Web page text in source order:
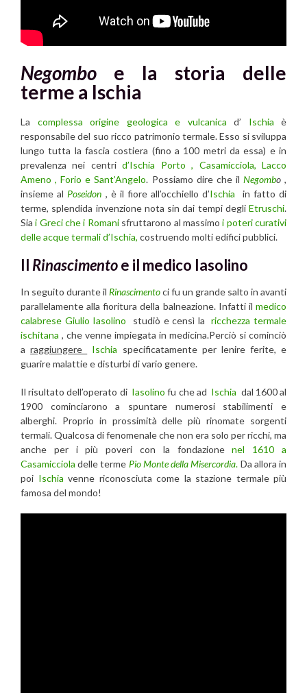
Negombo e la storia delle
terme a Ischia
La complessa origine geologica e vulcanica d’ Ischia è
responsabile del suo ricco patrimonio termale. Esso si sviluppa
lungo tutta la fascia costiera (fino a 100 metri da essa) e in
prevalenza nei centrid’Ischia Porto , Casamicciola, Lacco
Ameno , Forio e Sant’Angelo. Possiamo dire che il Negombo,
insieme al Poseidon , è il fiore all’occhiello d’Ischia
in fatto di
terme, splendida invenzione nota sin dai tempi degli Etruschi.
Siai Greci che i Romanisfruttarono al massimoi poteri curativi
delle acque termali d’Ischia, costruendo molti edifici pubblici.
Il Rinascimentoe il medico Iasolino
In seguito durante il Rinascimentoci fu un grande salto in avanti
parallelamente alla fioritura della balneazione. Infatti il medico
calabrese Giulio Iasolino studiò e censì laricchezza termale
ischitana , che venne impiegata in medicina.Perciò si cominciò
araggiungere Ischia specificatamente per lenire ferite, e
guarire malattie e disturbi di vario genere.
Il risultato dell’operato di Iasolino fu che ad Ischia dal 1600 al
1900 cominciarono a spuntare numerosi stabilimenti e
alberghi. Proprio in prossimità delle più rinomate sorgenti
termali. Qualcosa di fenomenale che non era solo per ricchi, ma
anche per i più poveri con la fondazionenel 1610 a
Casamicciola delle terme Pio Monte della Misercordia. Da allora in
poi Ischia venne riconosciuta come la stazione termale più
famosa del mondo!